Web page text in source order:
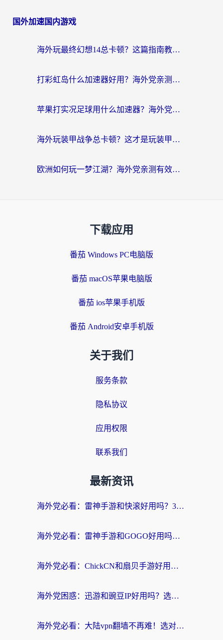
国外加速国内游戏
海外玩最终幻想14总卡顿？这篇指南教你选对加速器（附非洲美国玩家实测）
打彩虹岛什么加速器好用？海外党亲测的国服游戏加速终极指南
苹果打实况足球用什么加速器？海外党亲测有效的国服游戏加速指南
海外玩装甲战争总卡顿？这才是玩装甲战争最好的加速器（附马来西亚玩重装上阵攻略）
欧洲如何玩一梦江湖？海外党亲测有效的国服游戏加速指南
下载应用
番茄 Windows PC电脑版
番茄 macOS苹果电脑版
番茄 ios苹果手机版
番茄 Android安卓手机版
关于我们
服务条款
隐私协议
应用权限
联系我们
最新资讯
海外党必看：雷神手游和快滚好用吗？3步选对回国加速器无缝刷国内资源
海外党必看：雷神手游和GOGO好用吗？3步选对回国加速器，无缝刷剧玩原神
海外党必看：ChickCN和扇贝手游好用吗？3步选对回国加速器无缝刷国内资源
海外党困惑：迅游和豌豆IP好用吗？选对回国加速器，刷剧游戏再也不卡
海外党必看：大陆vpn翻墙不再难！选对加速器，无缝刷国内资源